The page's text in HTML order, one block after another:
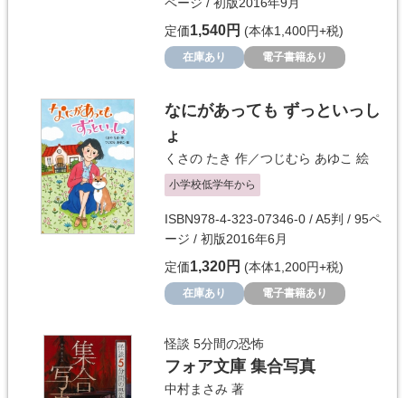
定価1,540円 (本体1,400円+税)
在庫あり 電子書籍あり
なにがあっても ずっといっし
ょ
くさの たき 作／つじむら あゆこ 絵
小学校低学年から
ISBN978-4-323-07346-0 / A5判 / 95ペ
ージ / 初版2016年6月
定価1,320円 (本体1,200円+税)
在庫あり 電子書籍あり
怪談 5分間の恐怖
フォア文庫 集合写真
中村まさみ 著